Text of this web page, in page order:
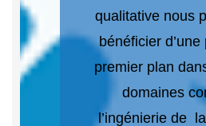
qualitative nous
bénéficier d’une
premier plan
domaines
l’ingénierie de